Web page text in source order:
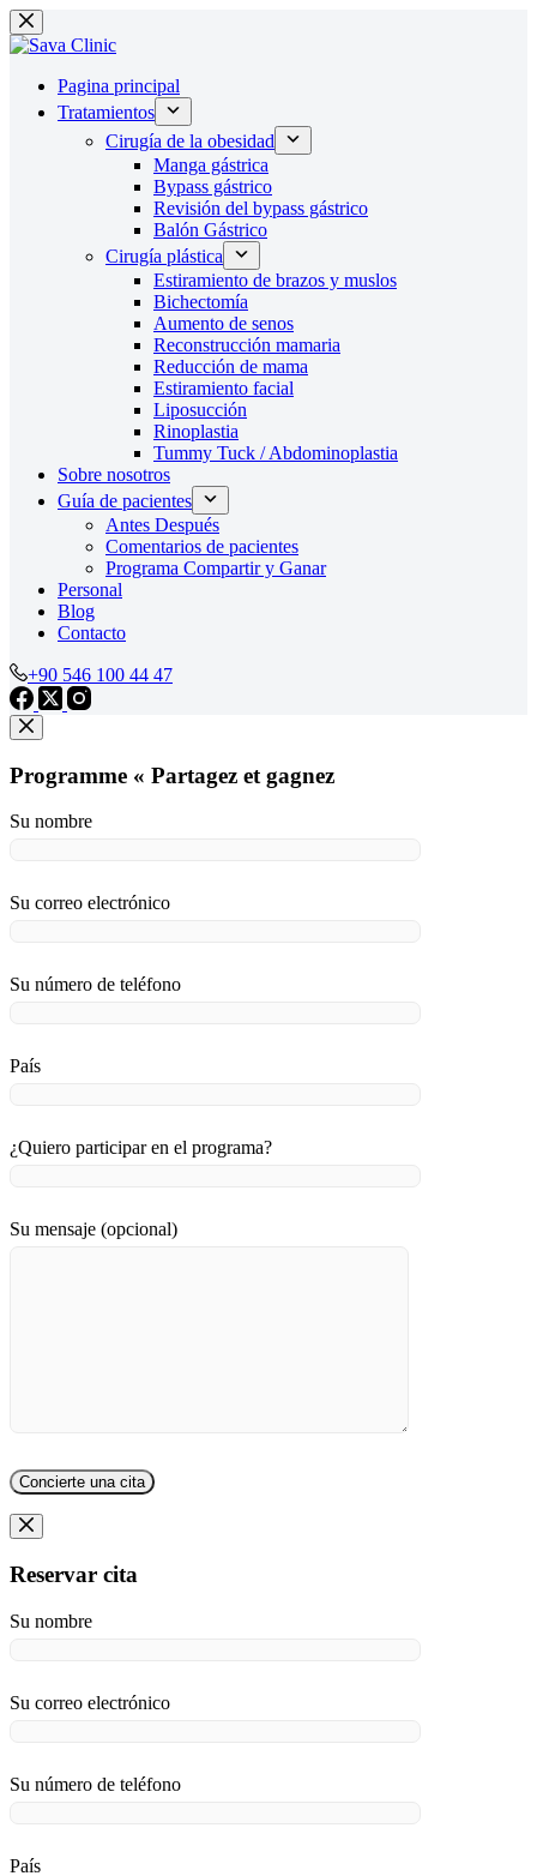
Saltar
al
Pagina principal
Tratamientos
Cirugía de la obesidad
Manga gástrica
Bypass gástrico
Revisión del bypass gástrico
Balón Gástrico
Cirugía plástica
Estiramiento de brazos y muslos
Bichectomía
Aumento de senos
Reconstrucción mamaria
Reducción de mama
Estiramiento facial
Liposucción
Rinoplastia
Tummy Tuck / Abdominoplastia
Sobre nosotros
Guía de pacientes
Antes Después
Comentarios de pacientes
Programa Compartir y Ganar
Personal
Blog
Contacto
+90 546 100 44 47
Programme « Partagez et gagnez
Su nombre
Su correo electrónico
Su número de teléfono
País
¿Quiero participar en el programa?
Su mensaje (opcional)
Reservar cita
Su nombre
Su correo electrónico
Su número de teléfono
País